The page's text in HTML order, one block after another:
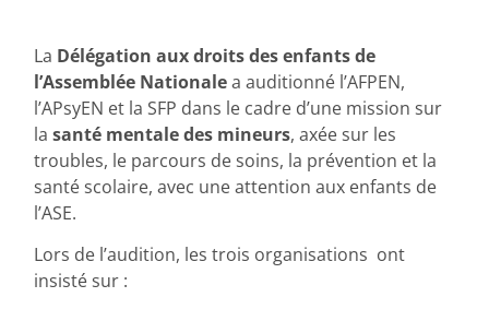
La Délégation aux droits des enfants de
l’Assemblée Nationalea auditionné l’AFPEN,
l’APsyEN et la SFP dans le cadre d’une mission sur
lasanté mentale des mineurs, axée sur les
troubles, le parcours de soins, la prévention et la
santé scolaire, avec une attention aux enfants de
l’ASE.
Lors de l’audition, les trois organisations ont
insisté sur :